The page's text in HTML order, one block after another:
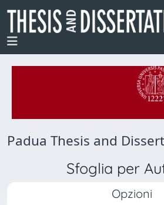
Padua Thesis and
Sfoglia per
Opzioni